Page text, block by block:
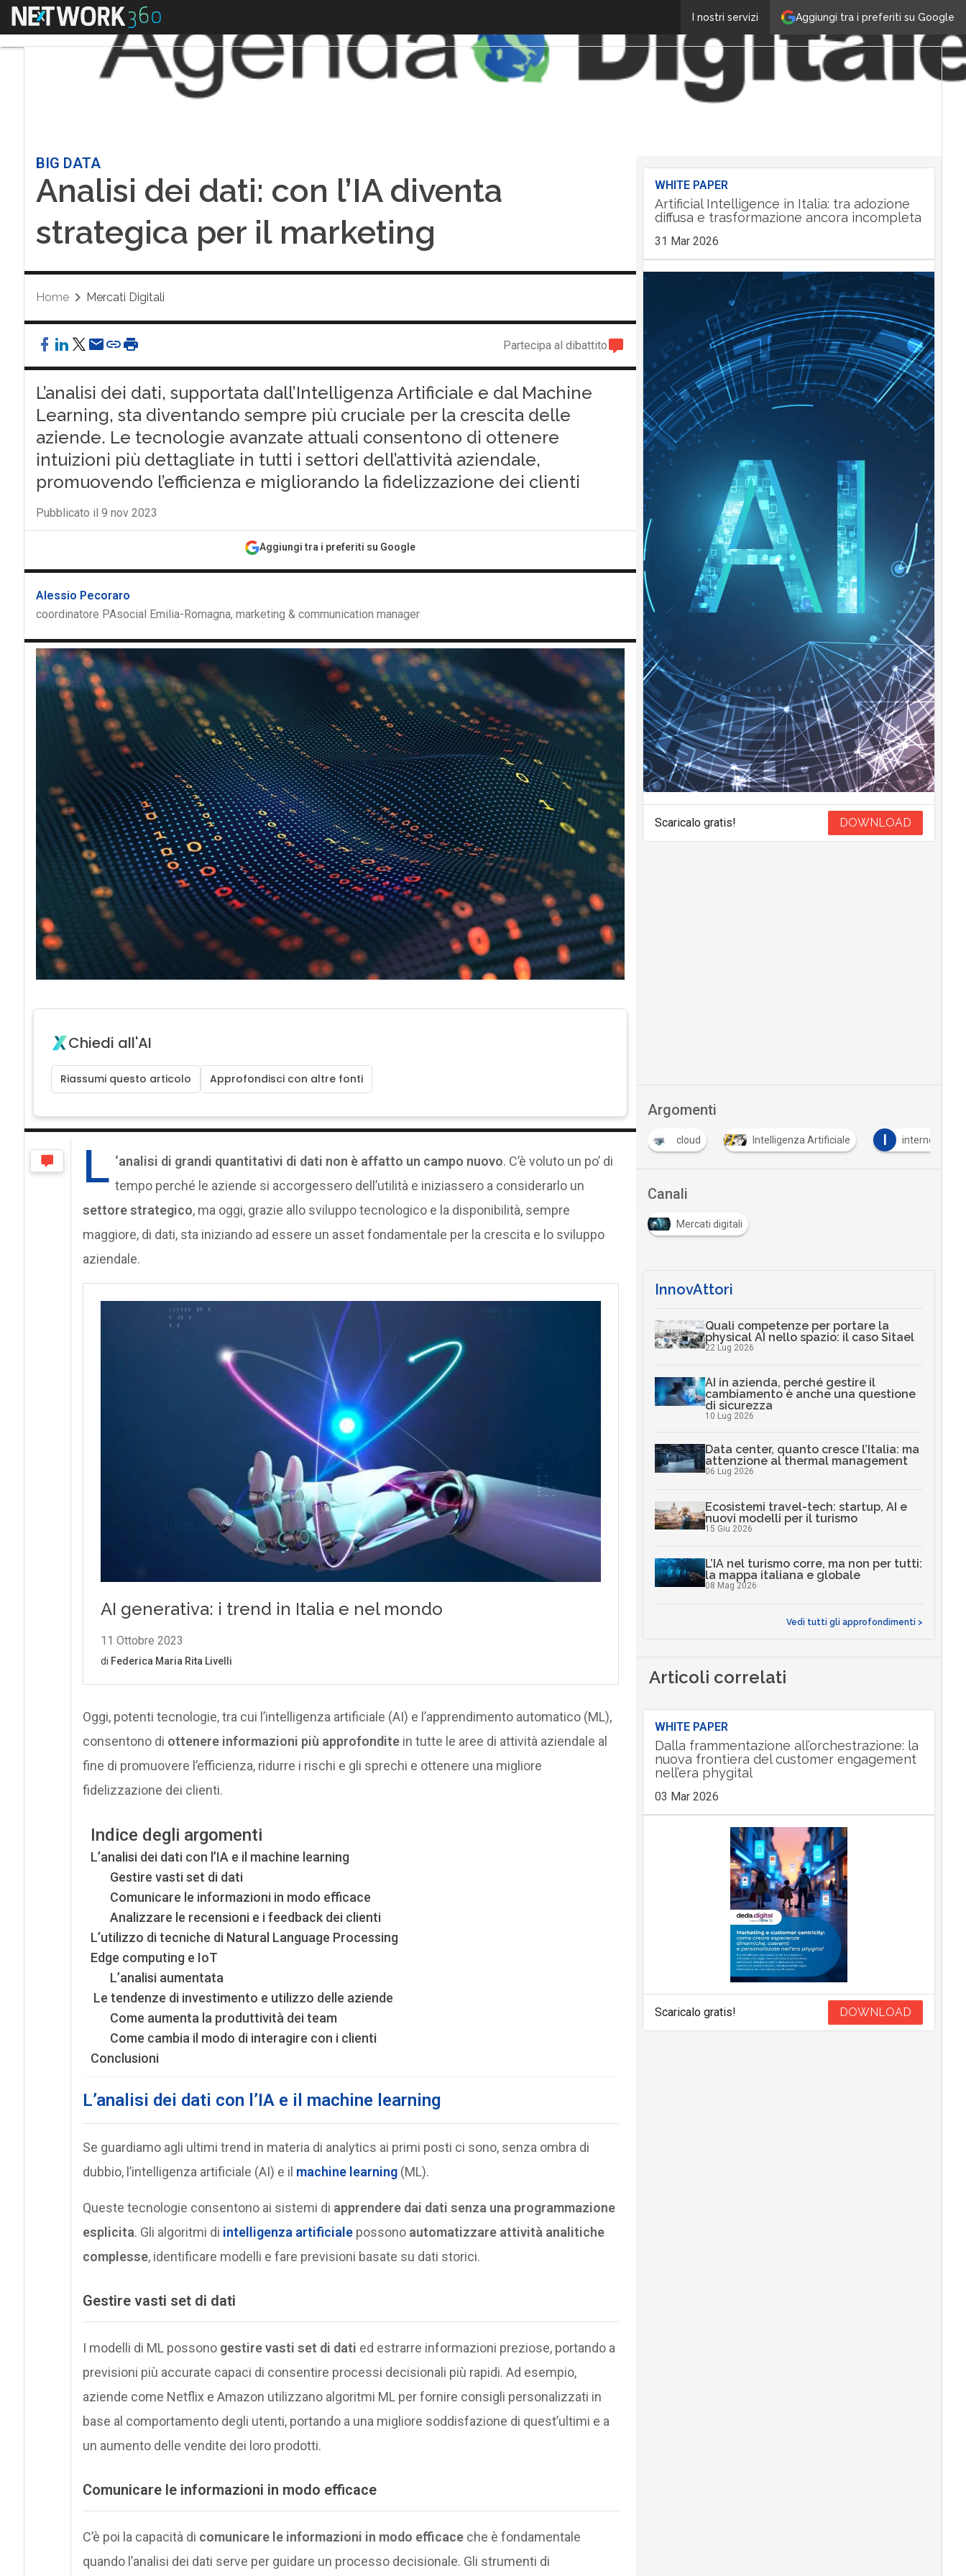
Aggiungi tra i preferiti su Google
I nostri servizi
Menu
BIG DATA
Analisi dei dati: con l’IA diventa
strategica per il marketing
Home Mercati Digitali
Partecipa al dibattito
L’analisi dei dati, supportata dall’Intelligenza Artificiale e dal Machine
Learning, sta diventando sempre più cruciale per la crescita delle
aziende. Le tecnologie avanzate attuali consentono di ottenere
intuizioni più dettagliate in tutti i settori dell’attività aziendale,
promuovendo l’efficienza e migliorando la fidelizzazione dei clienti
Pubblicato il 9 nov 2023
Aggiungi tra i preferiti su Google
Alessio Pecoraro
coordinatore PAsocial Emilia-Romagna, marketing & communication manager
Chiedi all'AI
Riassumi questo articolo Approfondisci con altre fonti
L ‘analisi di grandi quantitativi di dati non è affatto un campo nuovo. C’è voluto un po’ di
tempo perché le aziende si accorgessero dell’utilità e iniziassero a considerarlo un
settore strategico, ma oggi, grazie allo sviluppo tecnologico e la disponibilità, sempre
maggiore, di dati, sta iniziando ad essere un asset fondamentale per la crescita e lo sviluppo
aziendale.
Oggi, potenti tecnologie, tra cui l’intelligenza artificiale (AI) e l’apprendimento automatico (ML),
consentono di ottenere informazioni più approfonditein tutte le aree di attività aziendale al
fine di promuovere l’efficienza, ridurre i rischi e gli sprechi e ottenere una migliore
fidelizzazione dei clienti.
Indice degli argomenti
L’analisi dei dati con l’IA e il machine learning
Gestire vasti set di dati
Comunicare le informazioni in modo efficace
Analizzare le recensioni e i feedback dei clienti
L’utilizzo di tecniche di Natural Language Processing
Edge computing e IoT
L’analisi aumentata
Le tendenze di investimento e utilizzo delle aziende
Come aumenta la produttività dei team
Come cambia il modo di interagire con i clienti
Conclusioni
L’analisi dei dati con l’IA e il machine learning
Se guardiamo agli ultimi trend in materia di analytics ai primi posti ci sono, senza ombra di
dubbio, l’intelligenza artificiale (AI) e il machine learning(ML).
Queste tecnologie consentono ai sistemi di apprendere dai dati senza una programmazione
esplicita. Gli algoritmi di intelligenza artificialepossono automatizzare attività analitiche
complesse, identificare modelli e fare previsioni basate su dati storici.
Gestire vasti set di dati
I modelli di ML possono gestire vasti set di dati ed estrarre informazioni preziose, portando a
previsioni più accurate capaci di consentire processi decisionali più rapidi. Ad esempio,
aziende come Netflix e Amazon utilizzano algoritmi ML per fornire consigli personalizzati in
base al comportamento degli utenti, portando a una migliore soddisfazione di quest’ultimi e a
un aumento delle vendite dei loro prodotti.
Comunicare le informazioni in modo efficace
C’è poi la capacità di comunicare le informazioni in modo efficace che è fondamentale
quando l’analisi dei dati serve per guidare un processo decisionale. Gli strumenti di
WHITE PAPER
Artificial Intelligence in Italia: tra adozione
diffusa e trasformazione ancora incompleta
31 Mar 2026
Scaricalo gratis! DOWNLOAD
Argomenti
cloud Intelligenza Artificiale I internet of
Canali
Mercati digitali
InnovAttori
Quali competenze per portare la
physical AI nello spazio: il caso Sitael
22 Lug 2026
AI in azienda, perché gestire il
cambiamento è anche una questione
di sicurezza
10 Lug 2026
Data center, quanto cresce l’Italia: ma
attenzione al thermal management
06 Lug 2026
Ecosistemi travel-tech: startup, AI e
nuovi modelli per il turismo
15 Giu 2026
L’IA nel turismo corre, ma non per tutti:
la mappa italiana e globale
08 Mag 2026
Vedi tutti gli approfondimenti >
Articoli correlati
WHITE PAPER
Dalla frammentazione all’orchestrazione: la
nuova frontiera del customer engagement
nell’era phygital
03 Mar 2026
Scaricalo gratis! DOWNLOAD